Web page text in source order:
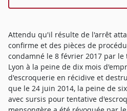
Attendu qu'il résulte de l'arrêt
confirme et des pièces de
condamné le 8 février 2017 par
Lyon à la peine de dix mois
d'escroquerie en récidive et
que le 24 juin 2014, la peine de
avec sursis pour tentative